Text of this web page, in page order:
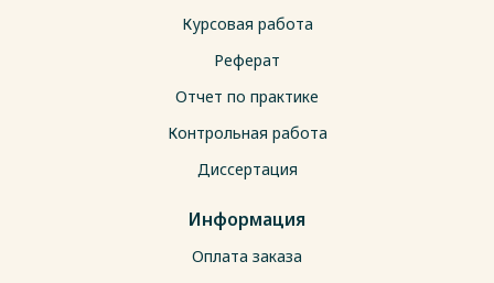
Курсовая работа
Реферат
Отчет по практике
Контрольная работа
Диссертация
Информация
Оплата заказа